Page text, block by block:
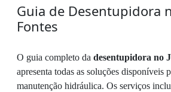
Guia de Desentupidora
Fontes
O guia completo da desentupidora no
apresenta todas as soluções disponíveis
manutenção hidráulica. Os serviços